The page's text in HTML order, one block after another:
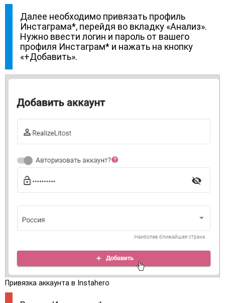
Далее необходимо привязать профиль
Инстаграма*, перейдя во вкладку «Анализ».
Нужно ввести логин и пароль от вашего
профиля Инстаграм* и нажать на кнопку
«+Добавить».
Привязка аккаунта в Instahero